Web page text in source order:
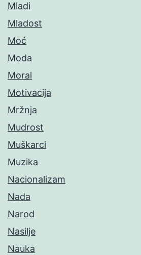
Mladi
Mladost
Moć
Moda
Moral
Motivacija
Mržnja
Mudrost
Muškarci
Muzika
Nacionalizam
Nada
Narod
Nasilje
Nauka